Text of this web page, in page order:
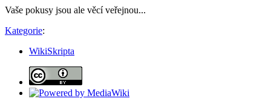
Vaše pokusy jsou ale věcí veřejnou...
Kategorie:
WikiSkripta